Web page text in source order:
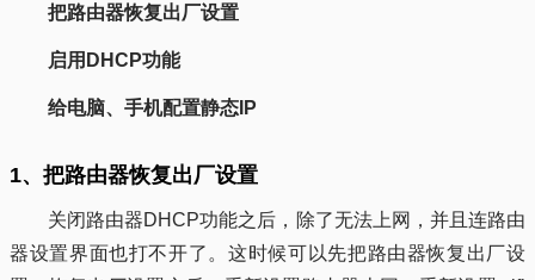
把路由器恢复出厂设置
启用DHCP功能
给电脑、手机配置静态IP
1、把路由器恢复出厂设置
关闭路由器DHCP功能之后，除了无法上网，并且连路由
器设置界面也打不开了。这时候可以先把路由器恢复出厂设